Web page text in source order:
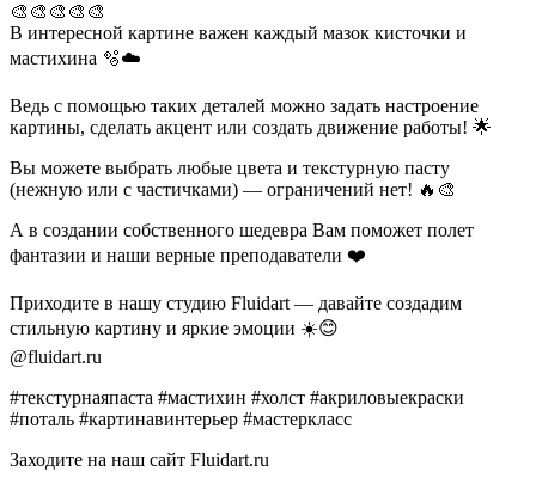
🎨🎨🎨🎨🎨
В интересной картине важен каждый мазок кисточки и
мастихина 🫧☁️
Ведь с помощью таких деталей можно задать настроение
картины, сделать акцент или создать движение работы! 🌟
Вы можете выбрать любые цвета и текстурную пасту
(нежную или с частичками) — ограничений нет! 🔥🎨
А в создании собственного шедевра Вам поможет полет
фантазии и наши верные преподаватели ❤️
Приходите в нашу студию Fluidart — давайте создадим
стильную картину и яркие эмоции ☀️😊
@fluidart.ru
#текстурнаяпаста #мастихин #холст #акриловыекраски
#поталь #картинавинтерьер #мастеркласс
Заходите на наш сайт Fluidart.ru